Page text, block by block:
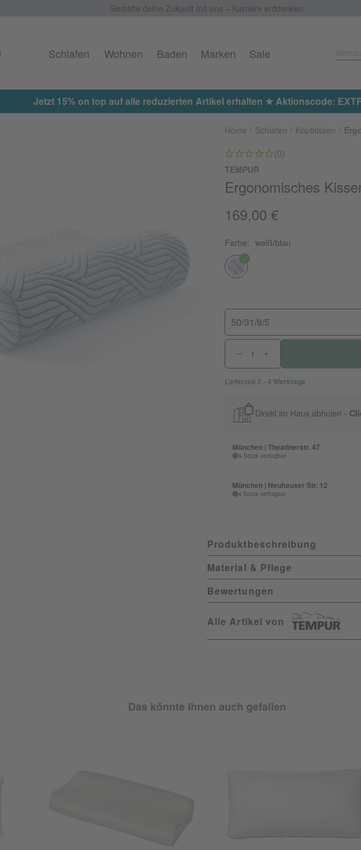
Gestalte deine Zukunft mit uns – Karriere entdecken.
Schlafen Wohnen Baden Marken Sale
Jetzt 15% on top auf alle reduzierten Artikel erhalten ★ Aktionscode:
Home Schlafen Kopfkissen
(0)
TEMPUR
Ergonomisches
169,00 €
Farbe: weiß/blau
50/31/8/5
Lieferzeit 2 - 4 Werktage
Direkt im Haus abholen -
München | Theatinerstr. 47
4 Stück verfügbar
München | Neuhauser Str. 12
4 Stück verfügbar
Produktbeschreibung
Material & Pflege
Bewertungen
Alle Artikel von
Das könnte Ihnen auch gefallen